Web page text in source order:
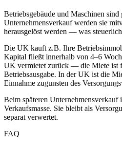
Betriebsgebäude und Maschinen
Unternehmensverkauf werden sie
herausgelöst werden — was
Die UK kauft z.B. Ihre
Kapital fließt innerhalb von 4–6
UK vermietet zurück — die Miete ist
Betriebsausgabe. In der UK ist die
Einnahme zugunsten des
Beim späteren
Verkaufsmasse. Sie bleibt als
separat verwertet.
FAQ